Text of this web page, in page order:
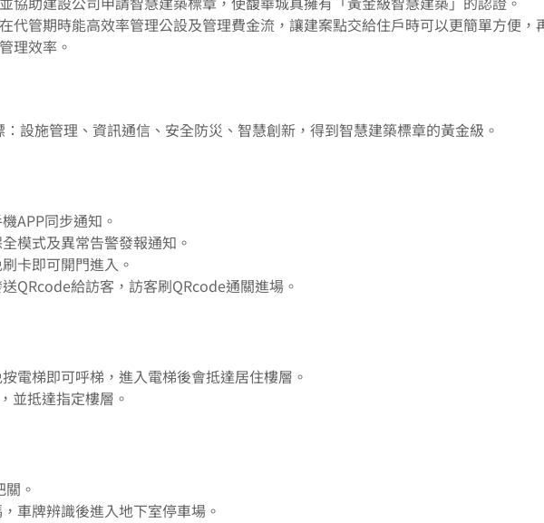
代管期時能高效率管理公設及管理費金流，讓建案點交給住戶時可以更簡單方便，
理效率。
設施管理、資訊通信、安全防災、智慧創新，得到智慧建築標章的黃金級。
APP同步通知。
模式及異常告警發報通知。
卡即可開門進入。
QRcode給訪客，訪客刷QRcode通關進場。
電梯即可呼梯，進入電梯後會抵達居住樓層。
並抵達指定樓層。
。
車牌辨識後進入地下室停車場。